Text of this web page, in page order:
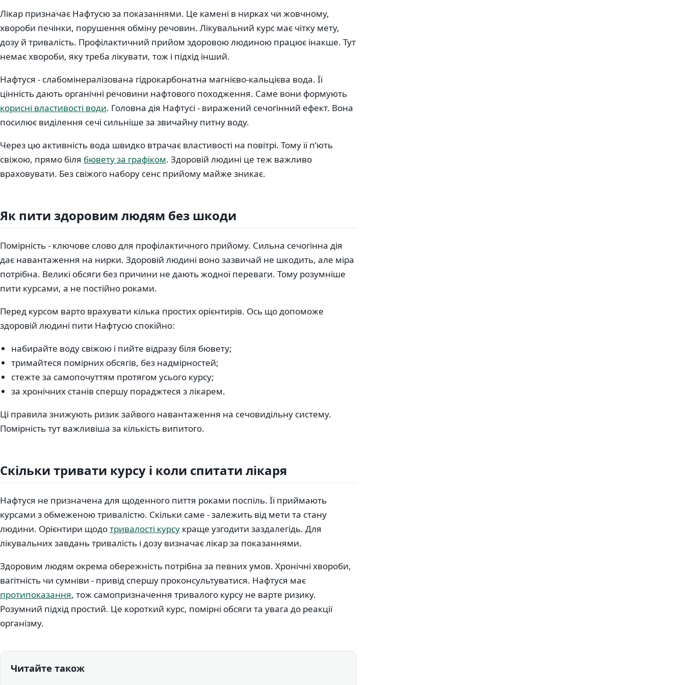
Лікар призначає Нафтусю за показаннями. Це камені в нирках чи жовчному,
хвороби печінки, порушення обміну речовин. Лікувальний курс має чітку мету,
дозу й тривалість. Профілактичний прийом здоровою людиною працює інакше. Тут
немає хвороби, яку треба лікувати, тож і підхід інший.
Нафтуся - слабомінералізована гідрокарбонатна магнієво-кальцієва вода. Її
цінність дають органічні речовини нафтового походження. Саме вони формують
корисні властивості води. Головна дія Нафтусі - виражений сечогінний ефект. Вона
посилює виділення сечі сильніше за звичайну питну воду.
Через цю активність вода швидко втрачає властивості на повітрі. Тому її пʼють
свіжою, прямо біля бювету за графіком. Здоровій людині це теж важливо
враховувати. Без свіжого набору сенс прийому майже зникає.
Як пити здоровим людям без шкоди
Помірність - ключове слово для профілактичного прийому. Сильна сечогінна дія
дає навантаження на нирки. Здоровій людині воно зазвичай не шкодить, але міра
потрібна. Великі обсяги без причини не дають жодної переваги. Тому розумніше
пити курсами, а не постійно роками.
Перед курсом варто врахувати кілька простих орієнтирів. Ось що допоможе
здоровій людині пити Нафтусю спокійно:
набирайте воду свіжою і пийте відразу біля бювету;
тримайтеся помірних обсягів, без надмірностей;
стежте за самопочуттям протягом усього курсу;
за хронічних станів спершу пораджтеся з лікарем.
Ці правила знижують ризик зайвого навантаження на сечовидільну систему.
Помірність тут важливіша за кількість випитого.
Скільки тривати курсу і коли спитати лікаря
Нафтуся не призначена для щоденного пиття роками поспіль. Її приймають
курсами з обмеженою тривалістю. Скільки саме - залежить від мети та стану
людини. Орієнтири щодотривалості курсу краще узгодити заздалегідь. Для
лікувальних завдань тривалість і дозу визначає лікар за показаннями.
Здоровим людям окрема обережність потрібна за певних умов. Хронічні хвороби,
вагітність чи сумніви - привід спершу проконсультуватися. Нафтуся має
протипоказання, тож самопризначення тривалого курсу не варте ризику.
Розумний підхід простий. Це короткий курс, помірні обсяги та увага до реакції
організму.
Читайте також